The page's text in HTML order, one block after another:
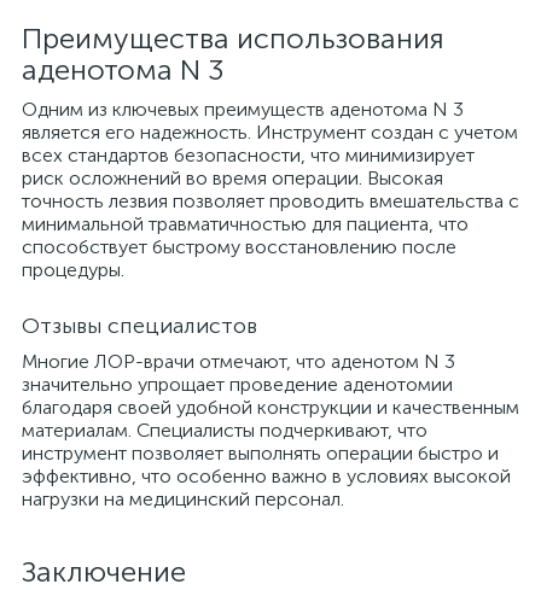
Преимущества использования
аденотома N 3
Одним из ключевых преимуществ аденотома N 3
является его надежность. Инструмент создан с учетом
всех стандартов безопасности, что минимизирует
риск осложнений во время операции. Высокая
точность лезвия позволяет проводить вмешательства с
минимальной травматичностью для пациента, что
способствует быстрому восстановлению после
процедуры.
Отзывы специалистов
Многие ЛОР-врачи отмечают, что аденотом N 3
значительно упрощает проведение аденотомии
благодаря своей удобной конструкции и качественным
материалам. Специалисты подчеркивают, что
инструмент позволяет выполнять операции быстро и
эффективно, что особенно важно в условиях высокой
нагрузки на медицинский персонал.
Заключение